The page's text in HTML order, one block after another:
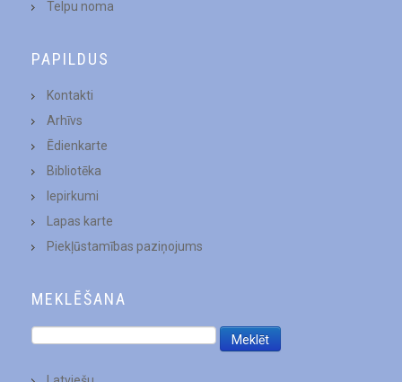
Telpu noma
PAPILDUS
Kontakti
Arhīvs
Ēdienkarte
Bibliotēka
Iepirkumi
Lapas karte
Piekļūstamības paziņojums
MEKLĒŠANA